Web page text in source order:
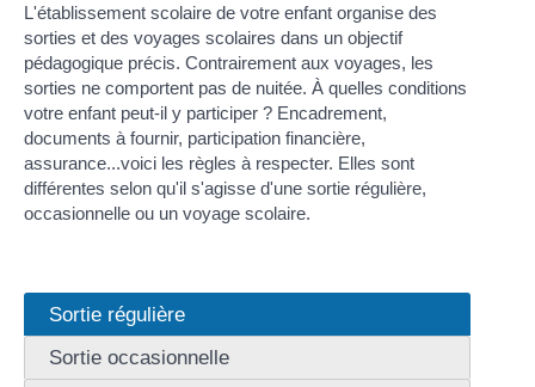
L'établissement scolaire de votre enfant organise des
sorties et des voyages scolaires dans un objectif
pédagogique précis. Contrairement aux voyages, les
sorties ne comportent pas de nuitée. À quelles conditions
votre enfant peut-il y participer ? Encadrement,
documents à fournir, participation financière,
assurance...voici les règles à respecter. Elles sont
différentes selon qu'il s'agisse d'une sortie régulière,
occasionnelle ou un voyage scolaire.
Sortie régulière
Sortie occasionnelle